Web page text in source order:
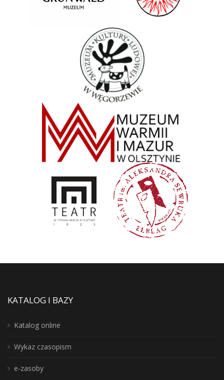
KATALOG I BAZY
Katalog online
Wykaz czasopism
e-zasoby